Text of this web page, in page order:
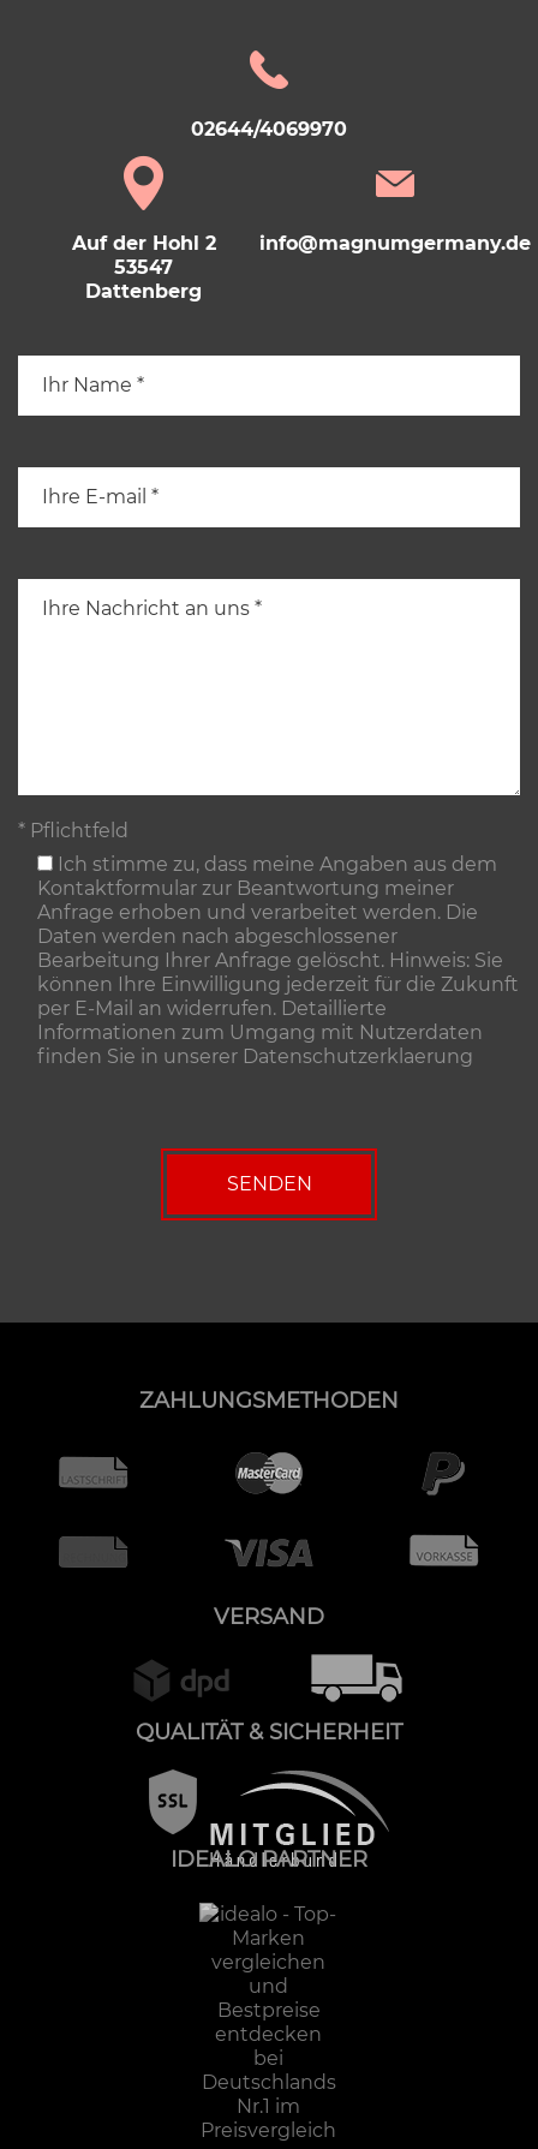
02644/4069970
Auf der Hohl 2
53547
Dattenberg
info@magnumgermany.de
* Pflichtfeld
Ich stimme zu, dass meine Angaben aus dem
Kontaktformular zur Beantwortung meiner
Anfrage erhoben und verarbeitet werden. Die
Daten werden nach abgeschlossener
Bearbeitung Ihrer Anfrage gelöscht. Hinweis: Sie
können Ihre Einwilligung jederzeit für die Zukunft
per E-Mail an widerrufen. Detaillierte
Informationen zum Umgang mit Nutzerdaten
finden Sie in unserer Datenschutzerklaerung
ZAHLUNGSMETHODEN
VERSAND
QUALITÄT & SICHERHEIT
IDEALO PARTNER